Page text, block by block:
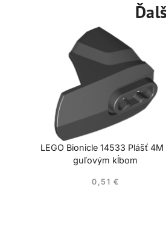
LEGO Bionicle 14533 Plášť 4M
guľovým kĺbom
0,51 €